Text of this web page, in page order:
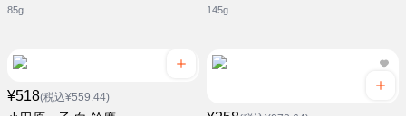
85g 145g
¥518(税込¥559.44)